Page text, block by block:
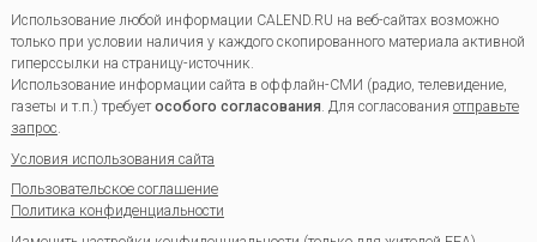
Использование любой информации CALEND.RU на веб-сайтах возможно
только при условии наличия у каждого скопированного материала активной
гиперссылки на страницу-источник.
Использование информации сайта в оффлайн-СМИ (радио, телевидение,
газеты и т.п.) требуетособого согласования. Для согласования отправьте
запрос.
Условия использования сайта
Пользовательское соглашение
Политика конфиденциальности